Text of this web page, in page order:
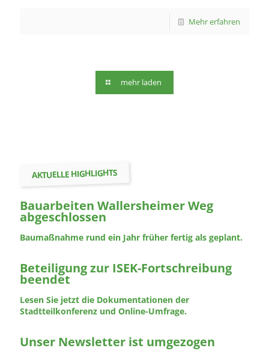
Mehr erfahren
mehr laden
AKTUELLE HIGHLIGHTS
Bauarbeiten Wallersheimer Weg
abgeschlossen
Baumaßnahme rund ein Jahr früher fertig als geplant.
Beteiligung zur ISEK-Fortschreibung
beendet
Lesen Sie jetzt die Dokumentationen der
Stadtteilkonferenz und Online-Umfrage.
Unser Newsletter ist umgezogen